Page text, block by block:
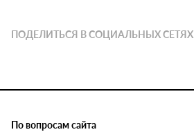
ПОДЕЛИТЬСЯ В СОЦИАЛЬНЫХ СЕТЯХ
По вопросам сайта